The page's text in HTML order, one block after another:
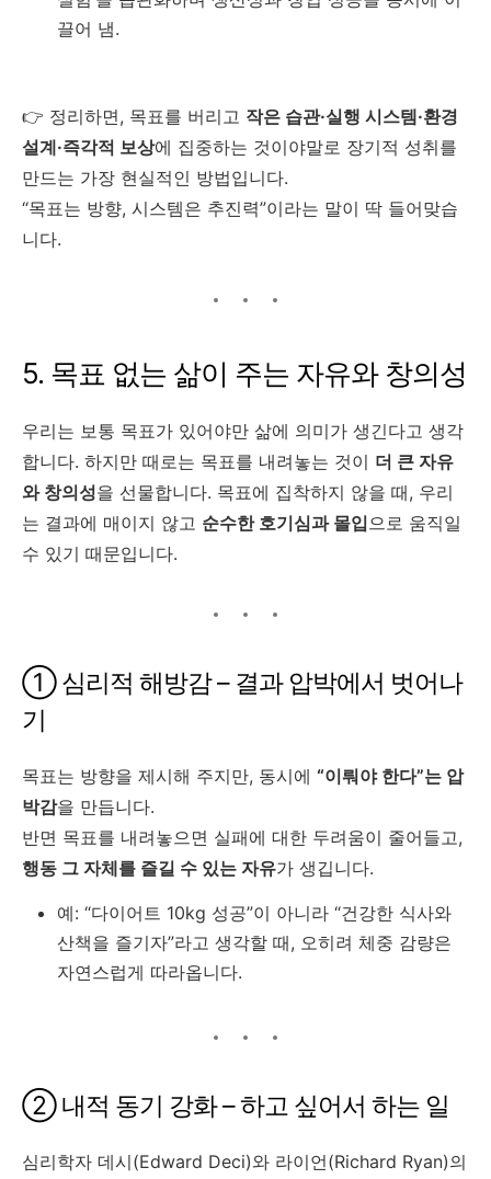
끌어 냄.
👉 정리하면, 목표를 버리고 작은 습관·실행 시스템·환경
설계·즉각적 보상에 집중하는 것이야말로 장기적 성취를
만드는 가장 현실적인 방법입니다.
“목표는 방향, 시스템은 추진력”이라는 말이 딱 들어맞습
니다.
5. 목표 없는 삶이 주는 자유와 창의성
우리는 보통 목표가 있어야만 삶에 의미가 생긴다고 생각
합니다. 하지만 때로는 목표를 내려놓는 것이 더 큰 자유
와 창의성을 선물합니다. 목표에 집착하지 않을 때, 우리
는 결과에 매이지 않고 순수한 호기심과 몰입으로 움직일
수 있기 때문입니다.
① 심리적 해방감 – 결과 압박에서 벗어나
기
목표는 방향을 제시해 주지만, 동시에 “이뤄야 한다”는 압
박감을 만듭니다.
반면 목표를 내려놓으면 실패에 대한 두려움이 줄어들고,
행동 그 자체를 즐길 수 있는 자유가 생깁니다.
예: “다이어트 10kg 성공”이 아니라 “건강한 식사와
산책을 즐기자”라고 생각할 때, 오히려 체중 감량은
자연스럽게 따라옵니다.
② 내적 동기 강화 – 하고 싶어서 하는 일
심리학자 데시(Edward Deci)와 라이언(Richard Ryan)의